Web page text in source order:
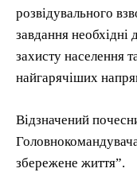
розвідувального
завдання необхідні
захисту населення
найгарячіших
Відзначений
збережене життя”.